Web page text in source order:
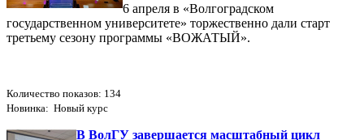
6 апреля в «Волгоградском
государственном университете» торжественно дали старт
третьему сезону программы «ВОЖАТЫЙ».
Количество показов: 134
Новинка: Новый курс
В ВолГУ завершается масштабный цикл